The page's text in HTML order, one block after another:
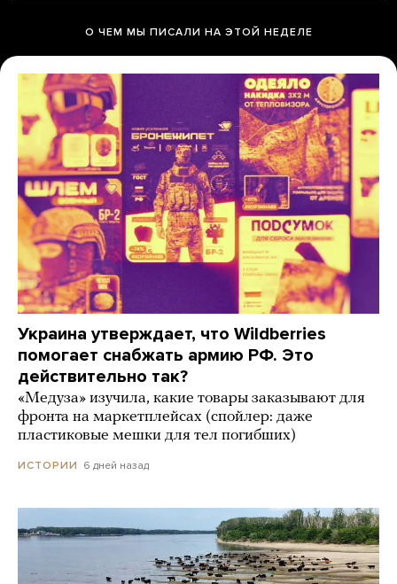
О ЧЕМ МЫ ПИСАЛИ НА ЭТОЙ НЕДЕЛЕ
Украина утверждает, что Wildberries
помогает снабжать армию РФ. Это
действительно так?
«Медуза» изучила, какие товары заказывают для
фронта на маркетплейсах (спойлер: даже
пластиковые мешки для тел погибших)
ИСТОРИИ 6 дней назад